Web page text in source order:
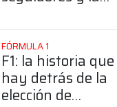
posición de
Colapinto
FÓRMULA 1
F1: la historia que
hay detrás de la
elección de